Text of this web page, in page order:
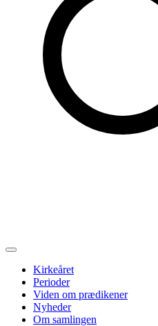
Kirkeåret
Perioder
Viden om prædikener
Nyheder
Om samlingen